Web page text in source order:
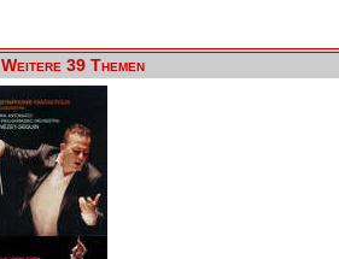
Weitere 39 Themen